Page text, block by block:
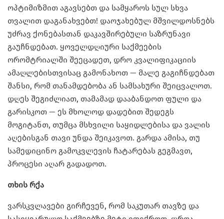
ოპტიმიზმით აგავსებთ და სამყაროს სულ სხვა
თვალით დაგანახვებთ! დაოჯახებულ მშვილდოსნებს
უძრავ ქონებასთან დაკავშირებული საზრუნავი
გაუჩნდებათ. ყოველდღიური საქმეების
ორომტრიალში შეეცადეთ, დრო კვალიფიკაციის
ამაღლებისთვისაც გამონახოთ — მალე გაგიჩნდებათ
შანსი, რომ თანამდებობა ან სამსახური შეიცვალოთ.
დღეს შეგიძლიათ, თამამად დააბანდოთ ფული და
გარისკოთ — ეს მხოლოდ დადებით შედეგს
მოგიტანთ, თუმცა მსხვილი საყიდლებისა და ვალის
აღებისგან თავი უნდა შეიკავოთ. გარდა ამისა, თუ
სამედიცინო გამოკვლევის ჩატარებას გეგმავთ,
პროცესი აღარ გადადოთ.
თხის რქა
ვარსკვლავები გირჩევენ, რომ საკუთარ თავზე და